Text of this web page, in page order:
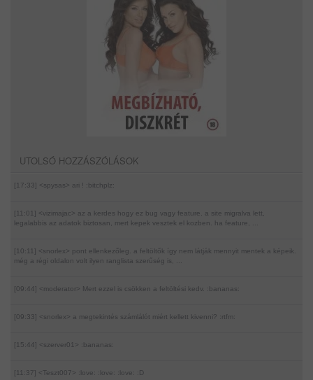
UTOLSÓ HOZZÁSZÓLÁSOK
[17:33] <spysas> ari ! :bitchplz:
[11:01] <vizimajac> az a kerdes hogy ez bug vagy feature. a site migralva lett,
legalabbis az adatok biztosan, mert kepek vesztek el kozben. ha feature, ...
[10:11] <snorlex> pont ellenkezőleg. a feltöltők így nem látják mennyit mentek a képeik.
még a régi oldalon volt ilyen ranglista szerűség is, ...
[09:44] <moderator> Mert ezzel is csökken a feltöltési kedv. :bananas:
[09:33] <snorlex> a megtekintés számlálót miért kellett kivenni? :rtfm:
[15:44] <szerver01> :bananas:
[11:37] <Teszt007> :love: :love: :love: :D